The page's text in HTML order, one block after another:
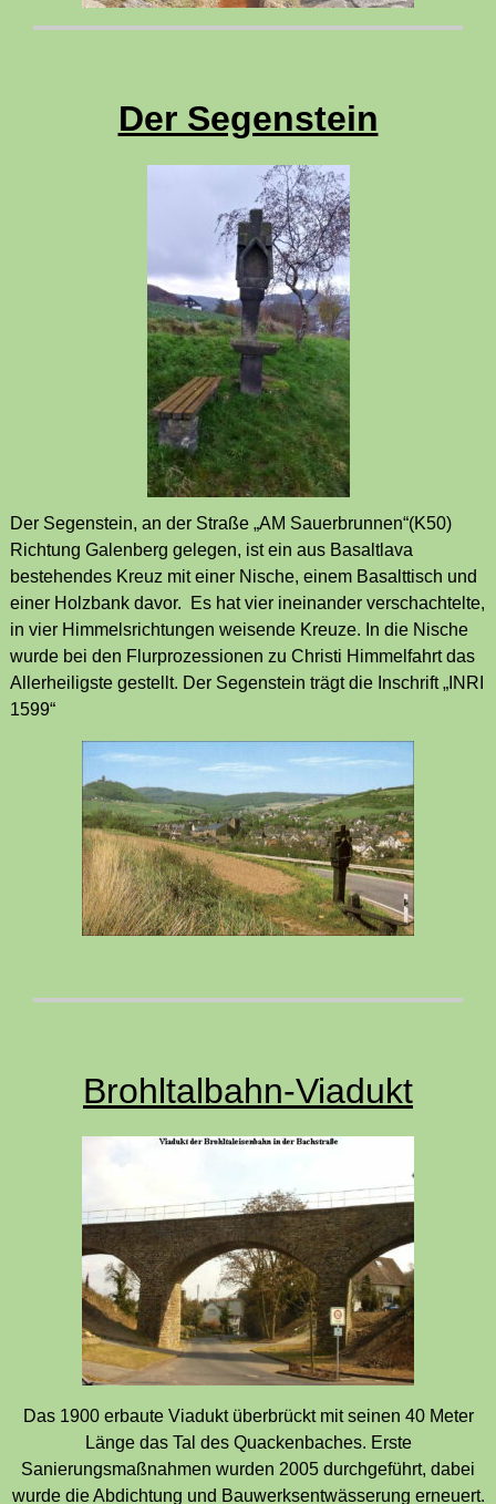
Der Segenstein
Der Segenstein, an der Straße „AM Sauerbrunnen“(K50)
Richtung Galenberg gelegen, ist ein aus Basaltlava
bestehendes Kreuz mit einer Nische, einem Basalttisch und
einer Holzbank davor. Es hat vier ineinander verschachtelte,
in vier Himmelsrichtungen weisende Kreuze. In die Nische
wurde bei den Flurprozessionen zu Christi Himmelfahrt das
Allerheiligste gestellt. Der Segenstein trägt die Inschrift „INRI
1599“
Brohltalbahn-Viadukt
Das 1900 erbaute Viadukt überbrückt mit seinen 40 Meter
Länge das Tal des Quackenbaches. Erste
Sanierungsmaßnahmen wurden 2005 durchgeführt, dabei
wurde die Abdichtung und Bauwerksentwässerung erneuert.